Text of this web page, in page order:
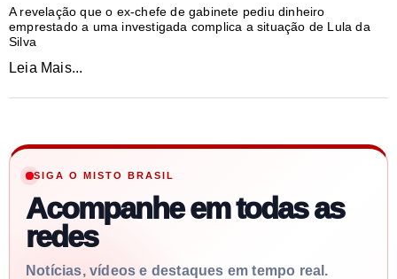
A revelação que o ex-chefe de gabinete pediu dinheiro
emprestado a uma investigada complica a situação de Lula da
Silva
Leia Mais...
SIGA O MISTO BRASIL
Acompanhe em todas as
redes
Notícias, vídeos e destaques em tempo real.